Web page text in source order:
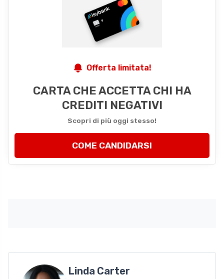
Offerta limitata!
CARTA CHE ACCETTA CHI HA
CREDITI NEGATIVI
Scopri di più oggi stesso!
COME CANDIDARSI
Linda Carter